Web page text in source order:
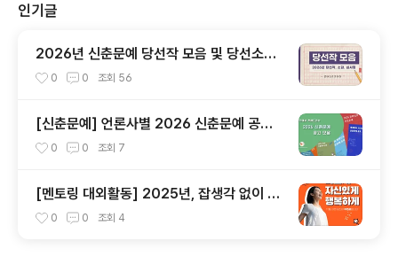
인기글
2026년 신춘문예 당선작 모음 및 당선소감,
심사평 총정리
0 0 조회 56
[신춘문예] 언론사별 2026 신춘문예 공고
모음
0 0 조회 7
[멘토링 대외활동] 2025년, 잡생각 없이 가
장 '나답게' 성공하는 법 ㅣ자기계발 명상캠프
0 0 조회 4